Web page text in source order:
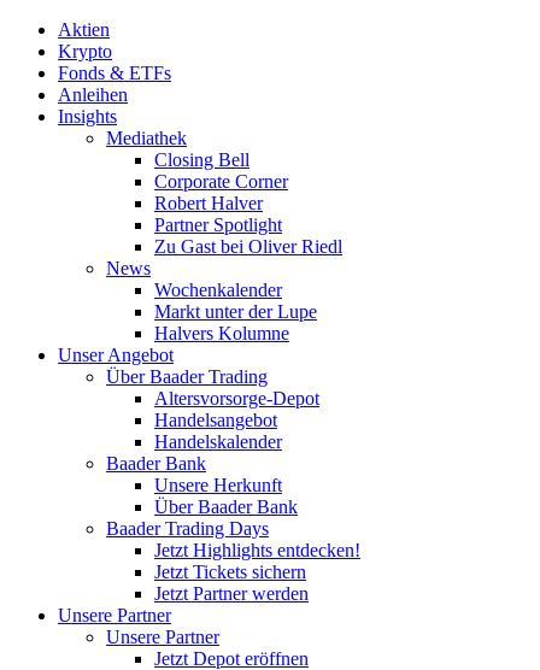
Aktien
Krypto
Fonds & ETFs
Anleihen
Insights
Mediathek
Closing Bell
Corporate Corner
Robert Halver
Partner Spotlight
Zu Gast bei Oliver Riedl
News
Wochenkalender
Markt unter der Lupe
Halvers Kolumne
Unser Angebot
Über Baader Trading
Altersvorsorge-Depot
Handelsangebot
Handelskalender
Baader Bank
Unsere Herkunft
Über Baader Bank
Baader Trading Days
Jetzt Highlights entdecken!
Jetzt Tickets sichern
Jetzt Partner werden
Unsere Partner
Unsere Partner
Jetzt Depot eröffnen